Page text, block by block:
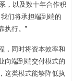
，以及数十年合作积
们将承担端到端的
执行。”
，同时将资本效率和
向端到端交付模式的
这类模式能够降低执